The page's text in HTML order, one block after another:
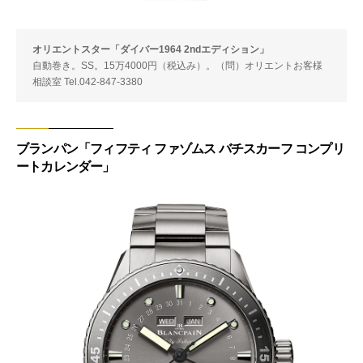
オリエントスター「ダイバー1964 2ndエディション」
自動巻き。SS。15万4000円（税込み）。（問）オリエントお客様
相談室 Tel.042-847-3380
ブランパン「フィフティ ファゾムス バチスカーフ コンプリ
ートカレンダー」